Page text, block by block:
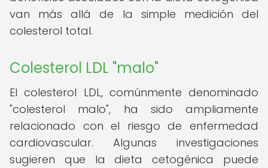
van más allá de la simple medición del
colesterol total.
Colesterol LDL "malo"
El colesterol LDL, comúnmente denominado
"colesterol malo", ha sido ampliamente
relacionado con el riesgo de enfermedad
cardiovascular. Algunas investigaciones
sugieren que la dieta cetogénica puede